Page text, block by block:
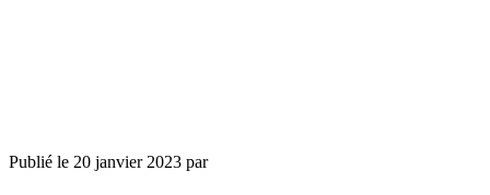
Publié le 20 janvier 2023 par